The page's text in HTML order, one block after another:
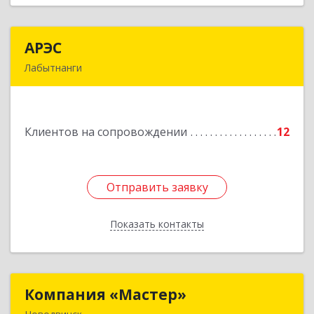
АРЭС
Лабытнанги
Клиентов на сопровождении 12
Отправить заявку
Показать контакты
Подробнее
Отправить заявку
Назад
Компания «Мастер»Компания «Мастер»